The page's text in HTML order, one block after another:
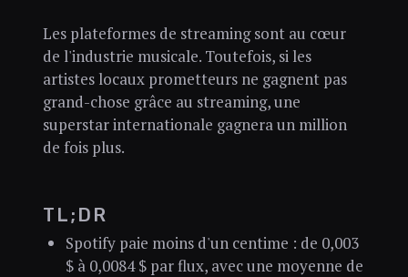
Les plateformes de streaming sont au cœur
de l'industrie musicale. Toutefois, si les
artistes locaux prometteurs ne gagnent pas
grand-chose grâce au streaming, une
superstar internationale gagnera un million
de fois plus.
TL;DR
Spotify paie moins d'un centime : de 0,003
$ à 0,0084 $ par flux, avec une moyenne de